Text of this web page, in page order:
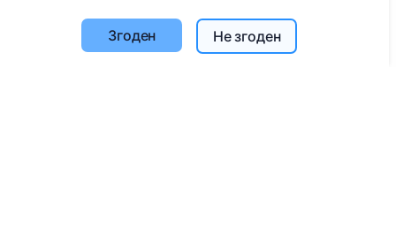
Пошук кладовищ
Згоден Не згоден